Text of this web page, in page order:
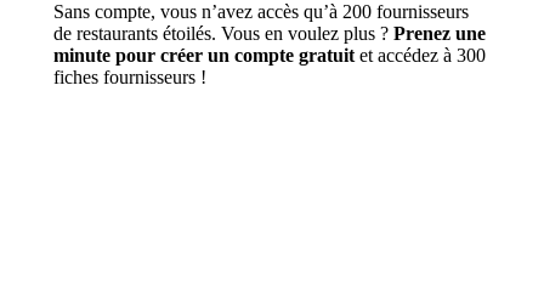
Sans compte, vous n’avez accès qu’à 200 fournisseurs
de restaurants étoilés. Vous en voulez plus ? Prenez une
minute pour créer un compte gratuit et accédez à 300
fiches fournisseurs !